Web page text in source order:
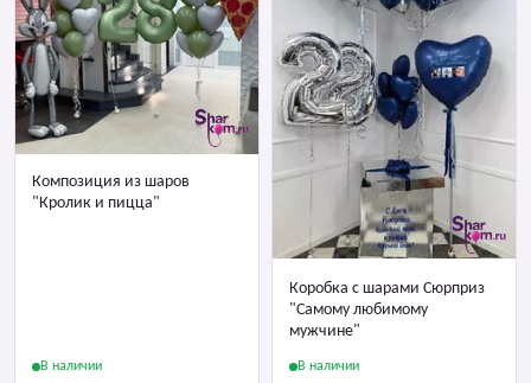
Композиция из шаров
"Кролик и пицца"
В наличии
Коробка с шарами Сюрприз
"Самому любимому
мужчине"
В наличии